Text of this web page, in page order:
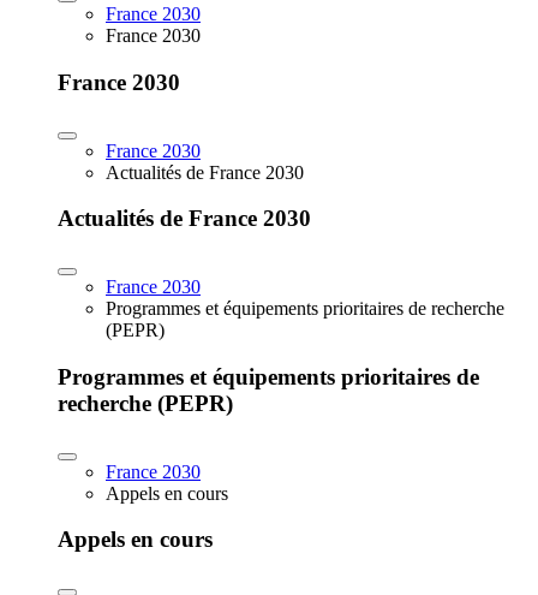
France 2030
France 2030
France 2030
France 2030
Actualités de France 2030
Actualités de France 2030
France 2030
Programmes et équipements prioritaires de recherche
(PEPR)
Programmes et équipements prioritaires de
recherche (PEPR)
France 2030
Appels en cours
Appels en cours